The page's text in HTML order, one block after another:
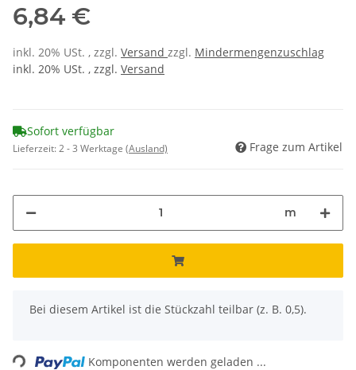
6,84 €
inkl. 20% USt. , zzgl. Versand zzgl. Mindermengenzuschlag
inkl. 20% USt. , zzgl. Versand
Sofort verfügbar
Lieferzeit:2 - 3 Werktage (Ausland) Frage zum Artikel
m
x
Bei diesem Artikel ist die Stückzahl teilbar (z. B. 0,5).
Loading... Komponenten werden geladen ...